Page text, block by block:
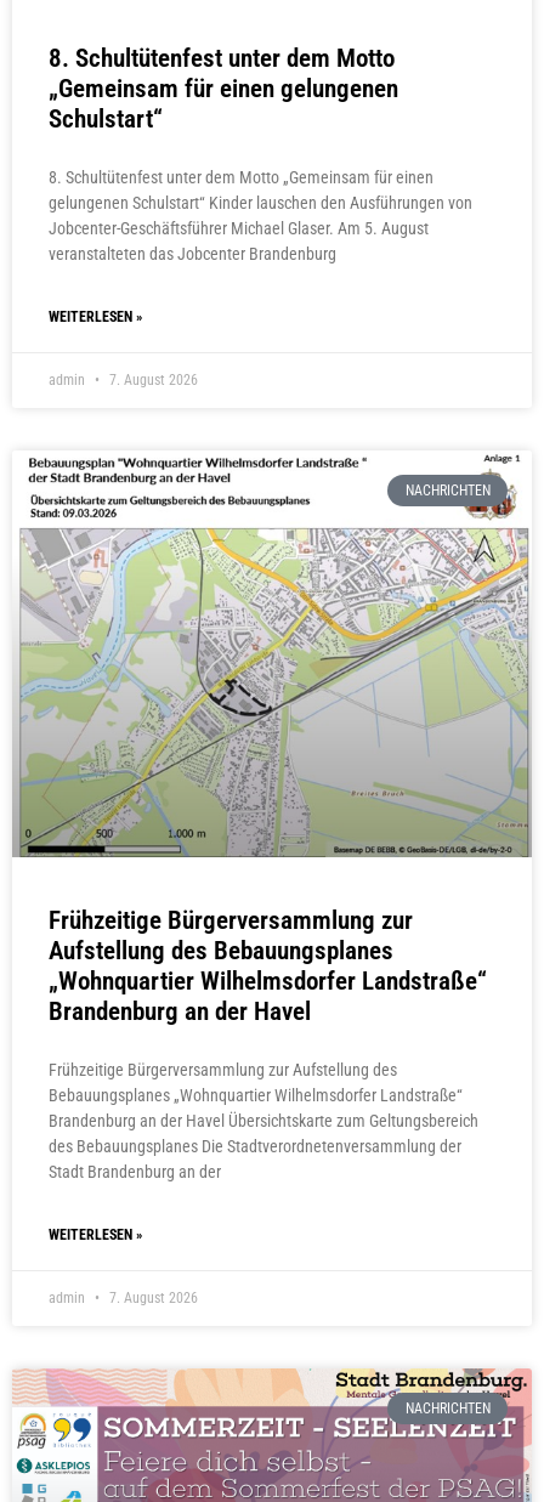
8. Schultütenfest unter dem Motto
„Gemeinsam für einen gelungenen
Schulstart“
8. Schultütenfest unter dem Motto „Gemeinsam für einen
gelungenen Schulstart“ Kinder lauschen den Ausführungen von
Jobcenter-Geschäftsführer Michael Glaser. Am 5. August
veranstalteten das Jobcenter Brandenburg
WEITERLESEN »
admin 7. August 2026
NACHRICHTEN
Frühzeitige Bürgerversammlung zur
Aufstellung des Bebauungsplanes
„Wohnquartier Wilhelmsdorfer Landstraße“
Brandenburg an der Havel
Frühzeitige Bürgerversammlung zur Aufstellung des
Bebauungsplanes „Wohnquartier Wilhelmsdorfer Landstraße“
Brandenburg an der Havel Übersichtskarte zum Geltungsbereich
des Bebauungsplanes Die Stadtverordnetenversammlung der
Stadt Brandenburg an der
WEITERLESEN »
admin 7. August 2026
NACHRICHTEN